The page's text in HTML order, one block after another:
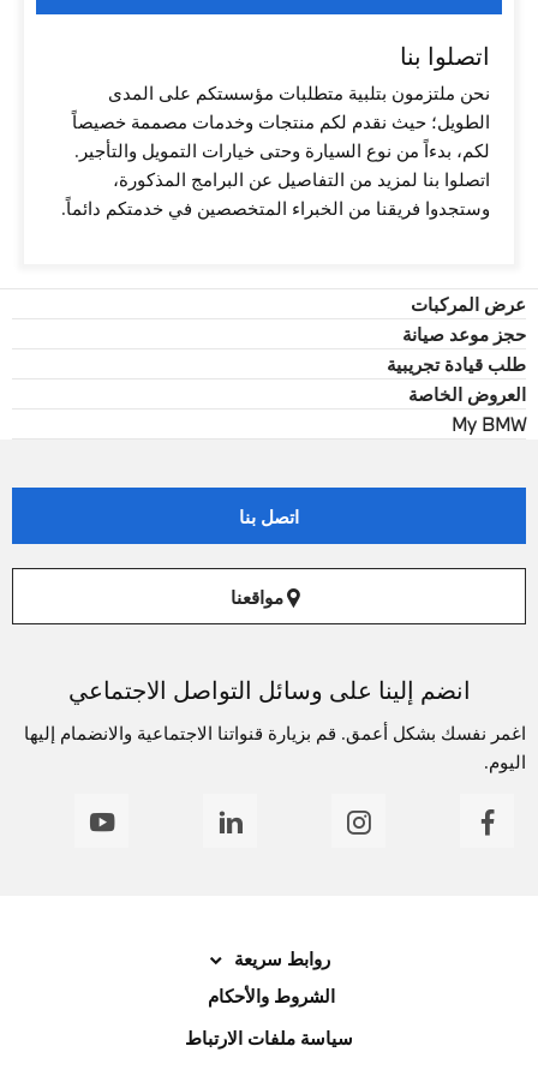
اتصلوا بنا
نحن ملتزمون بتلبية متطلبات مؤسستكم على المدى
الطويل؛ حيث نقدم لكم منتجات وخدمات مصممة خصيصاً
لكم، بدءاً من نوع السيارة وحتى خيارات التمويل والتأجير.
اتصلوا بنا لمزيد من التفاصيل عن البرامج المذكورة،
وستجدوا فريقنا من الخبراء المتخصصين في خدمتكم دائماً.
عرض المركبات
حجز موعد صيانة
طلب قيادة تجريبية
العروض الخاصة
My BMW
اتصل بنا
مواقعنا
انضم إلينا على وسائل التواصل الاجتماعي
اغمر نفسك بشكل أعمق. قم بزيارة قنواتنا الاجتماعية والانضمام إليها
اليوم.
روابط سريعة
الشروط والأحكام
سياسة ملفات الارتباط